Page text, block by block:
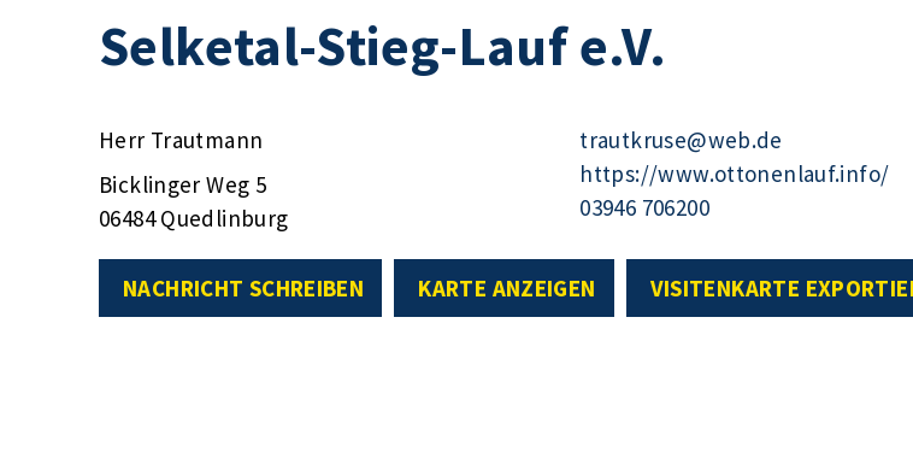
Selketal-Stieg-Lauf e.V.
Herr Trautmann
Bicklinger Weg 5
06484 Quedlinburg
trautkruse@web.de
https://www.ottonenlauf.info/
03946 706200
NACHRICHT SCHREIBEN KARTE ANZEIGEN VISITENKARTE